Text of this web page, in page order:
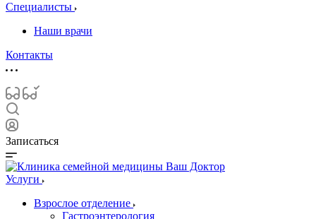
Специалисты
Наши врачи
Контакты
Записаться
Услуги
Взрослое отделение
Гастроэнтерология